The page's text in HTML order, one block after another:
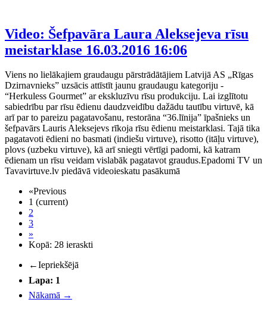
Video: Šefpavāra Laura Aleksejeva rīsu
meistarklase 16.03.2016 16:06
Viens no lielākajiem graudaugu pārstrādātājiem Latvijā AS „Rīgas
Dzirnavnieks” uzsācis attīstīt jaunu graudaugu kategoriju -
“Herkuless Gourmet” ar ekskluzīvu rīsu produkciju. Lai izglītotu
sabiedrību par rīsu ēdienu daudzveidību dažādu tautību virtuvē, kā
arī par to pareizu pagatavošanu, restorāna “36.līnija” īpašnieks un
šefpavārs Lauris Aleksejevs rīkoja rīsu ēdienu meistarklasi. Tajā tika
pagatavoti ēdieni no basmati (indiešu virtuve), risotto (itāļu virtuve),
plovs (uzbeku virtuve), kā arī sniegti vērtīgi padomi, kā katram
ēdienam un rīsu veidam vislabāk pagatavot graudus.Epadomi TV un
Tavavirtuve.lv piedāvā videoieskatu pasākumā
«Previous
1 (current)
2
3
»
Kopā: 28 ieraskti
←Iepriekšējā
Lapa: 1
Nākamā →